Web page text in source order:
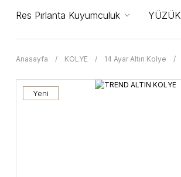
Res Pırlanta Kuyumculuk YÜZÜK
Anasayfa KOLYE 14 Ayar Altın Kolye
Yeni